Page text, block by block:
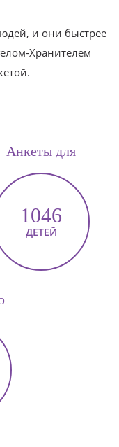
и они быстрее
Хранителем
Анкеты для
1046
ДЕТЕЙ